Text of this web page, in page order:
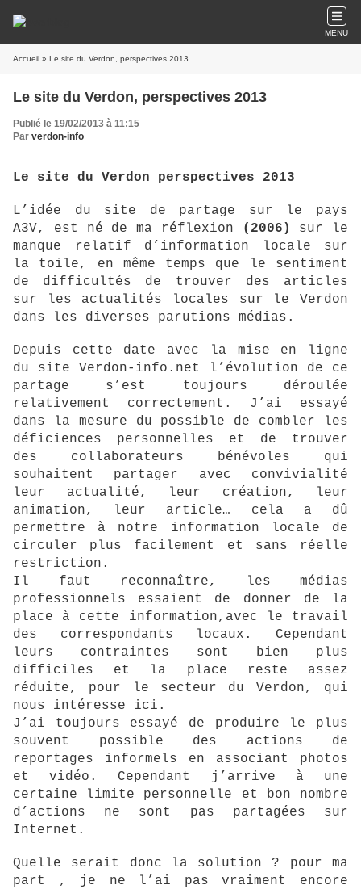
MENU
Accueil » Le site du Verdon, perspectives 2013
Le site du Verdon, perspectives 2013
Publié le 19/02/2013 à 11:15
Par verdon-info
Le site du Verdon perspectives 2013
L’idée du site de partage sur le pays
A3V, est né de ma réflexion
(2006)
sur le
manque relatif d’information locale sur
la toile, en même temps que le sentiment
de difficultés de trouver des articles
sur les actualités locales sur le Verdon
dans les diverses parutions médias.
Depuis cette date avec la mise en ligne
du site Verdon-info.net l’évolution de ce
partage s’est toujours déroulée
relativement correctement. J’ai essayé
dans la mesure du possible de combler les
déficiences personnelles et de trouver
des collaborateurs bénévoles qui
souhaitent partager avec convivialité
leur actualité, leur création, leur
animation, leur article… cela a dû
permettre à notre information locale de
circuler plus facilement et sans réelle
restriction.
Il faut reconnaître, les médias
professionnels essaient de donner de la
place à cette information,avec le travail
des correspondants locaux. Cependant
leurs contraintes sont bien plus
difficiles et la place reste assez
réduite, pour le secteur du Verdon, qui
nous intéresse ici.
J’ai toujours essayé de produire le plus
souvent possible des actions de
reportages informels en associant photos
et vidéo. Cependant j’arrive à une
certaine limite personnelle et bon nombre
d’actions ne sont pas partagées sur
Internet.
Quelle serait donc la solution ? pour ma
part , je ne l’ai pas vraiment encore